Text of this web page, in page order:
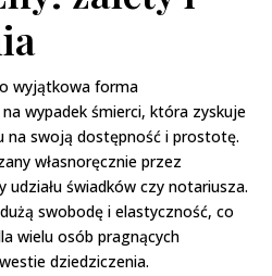
wyjątkowa forma
wypadek śmierci, która zyskuje
na swoją dostępność i prostotę.
własnoręcznie przez
świadków czy notariusza.
swobodę i elastyczność, co
wielu osób pragnących
dziedziczenia.